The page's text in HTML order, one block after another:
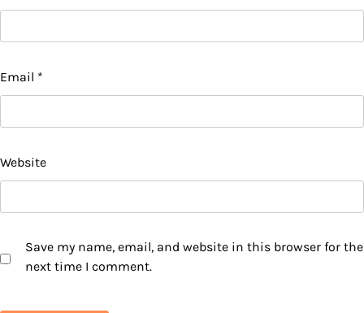
Email *
Website
Save my name, email, and website in this browser for the
next time I comment.